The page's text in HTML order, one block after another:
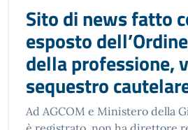
Sito di news fatto
esposto
della professione,
sequestro
Ad AGCOM e Ministero della